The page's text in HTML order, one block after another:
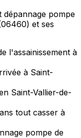
dépannage pompe
et ses
l'assainissement à
à Saint-
Saint-Vallier-de-
tout casser à
pompe de